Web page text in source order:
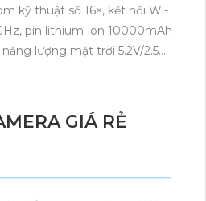
kỹ thuật số 16×, kết nối Wi-
pin lithium-ion 10000mAh
lượng mặt trời 5.2V/2.5W.
GIÁ RẺ